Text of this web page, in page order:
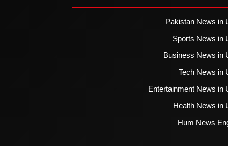
Pakistan News in
Sports News in
Business News in
Tech News in
Entertainment News in
Health News in
Hum News